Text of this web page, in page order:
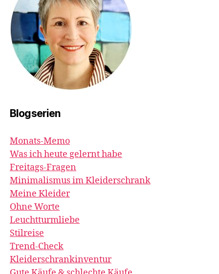
Blogserien
Monats-Memo
Was ich heute gelernt habe
Freitags-Fragen
Minimalismus im Kleiderschrank
Meine Kleider
Ohne Worte
Leuchtturmliebe
Stilreise
Trend-Check
Kleiderschrankinventur